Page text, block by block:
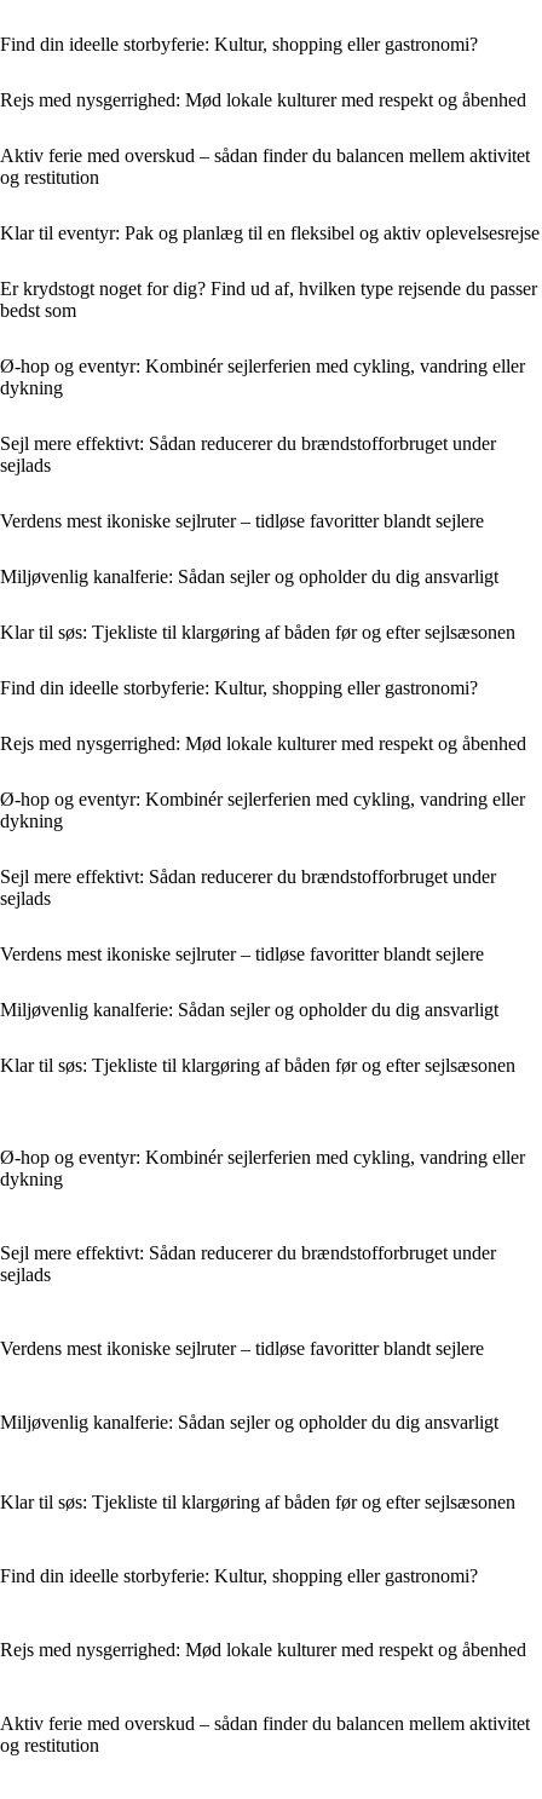
Find din ideelle storbyferie: Kultur, shopping eller gastronomi?
Rejs med nysgerrighed: Mød lokale kulturer med respekt og åbenhed
Aktiv ferie med overskud – sådan finder du balancen mellem aktivitet
og restitution
Klar til eventyr: Pak og planlæg til en fleksibel og aktiv oplevelsesrejse
Er krydstogt noget for dig? Find ud af, hvilken type rejsende du passer
bedst som
Ø-hop og eventyr: Kombinér sejlerferien med cykling, vandring eller
dykning
Sejl mere effektivt: Sådan reducerer du brændstofforbruget under
sejlads
Verdens mest ikoniske sejlruter – tidløse favoritter blandt sejlere
Miljøvenlig kanalferie: Sådan sejler og opholder du dig ansvarligt
Klar til søs: Tjekliste til klargøring af båden før og efter sejlsæsonen
Find din ideelle storbyferie: Kultur, shopping eller gastronomi?
Rejs med nysgerrighed: Mød lokale kulturer med respekt og åbenhed
Ø-hop og eventyr: Kombinér sejlerferien med cykling, vandring eller
dykning
Sejl mere effektivt: Sådan reducerer du brændstofforbruget under
sejlads
Verdens mest ikoniske sejlruter – tidløse favoritter blandt sejlere
Miljøvenlig kanalferie: Sådan sejler og opholder du dig ansvarligt
Klar til søs: Tjekliste til klargøring af båden før og efter sejlsæsonen
Ø-hop og eventyr: Kombinér sejlerferien med cykling, vandring eller
dykning
Sejl mere effektivt: Sådan reducerer du brændstofforbruget under
sejlads
Verdens mest ikoniske sejlruter – tidløse favoritter blandt sejlere
Miljøvenlig kanalferie: Sådan sejler og opholder du dig ansvarligt
Klar til søs: Tjekliste til klargøring af båden før og efter sejlsæsonen
Find din ideelle storbyferie: Kultur, shopping eller gastronomi?
Rejs med nysgerrighed: Mød lokale kulturer med respekt og åbenhed
Aktiv ferie med overskud – sådan finder du balancen mellem aktivitet
og restitution